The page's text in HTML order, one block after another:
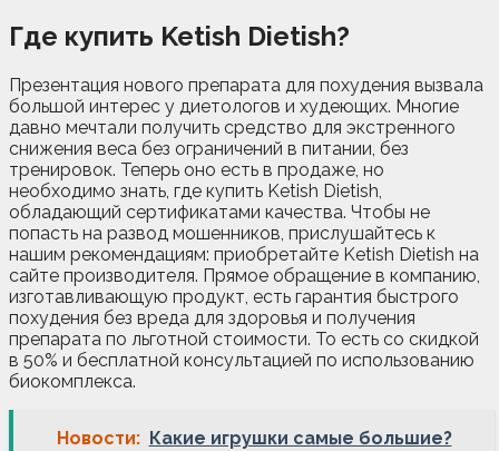
Где купить Ketish Dietish?
Презентация нового препарата для похудения вызвала
большой интерес у диетологов и худеющих. Многие
давно мечтали получить средство для экстренного
снижения веса без ограничений в питании, без
тренировок. Теперь оно есть в продаже, но
необходимо знать, где купить Ketish Dietish,
обладающий сертификатами качества. Чтобы не
попасть на развод мошенников, прислушайтесь к
нашим рекомендациям: приобретайте Ketish Dietish на
сайте производителя. Прямое обращение в компанию,
изготавливающую продукт, есть гарантия быстрого
похудения без вреда для здоровья и получения
препарата по льготной стоимости. То есть со скидкой
в 50% и бесплатной консультацией по использованию
биокомплекса.
Новости: Какие игрушки самые большие?